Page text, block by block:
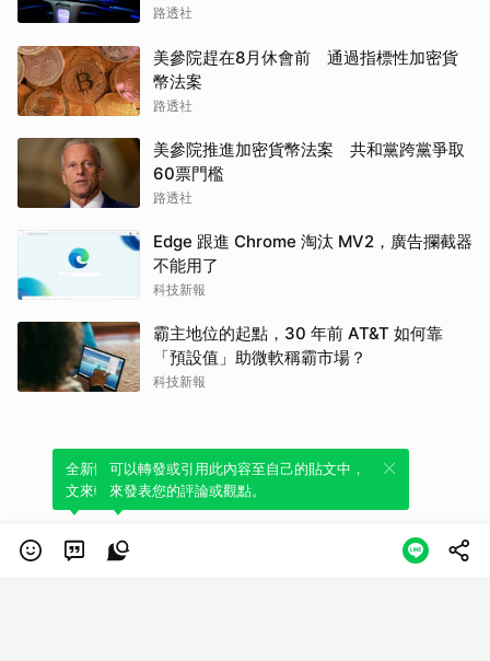
路透社
美參院趕在8月休會前 通過指標性加密貨
幣法案
路透社
美參院推進加密貨幣法案 共和黨跨黨爭取
60票門檻
路透社
Edge 跟進 Chrome 淘汰 MV2，廣告攔截器
不能用了
科技新報
霸主地位的起點，30 年前 AT&T 如何靠
「預設值」助微軟稱霸市場？
科技新報
全新體驗！一鍵引用此內容，透過發布貼
文來輕鬆表達個人立場。
可以轉發或引用此內容至自己的貼文中，
來發表您的評論或觀點。